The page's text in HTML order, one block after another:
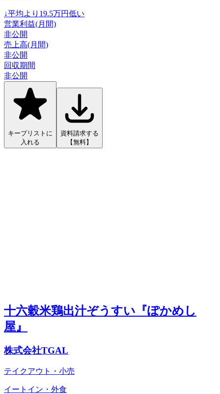
↓平均より 19.5万円低い
営業利益(月間)
非公開
売上高(月間)
非公開
回収期間
非公開
キープリストに
入れる
資料請求する
【無料】
十六穀米鶏出汁ぞうすい『ぽかめし
屋』
株式会社TGAL
テイクアウト・小売
イートイン・外食